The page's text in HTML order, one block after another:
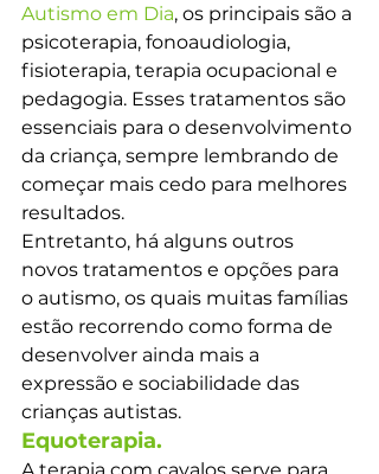
Autismo em Dia, os principais são a
psicoterapia, fonoaudiologia,
fisioterapia, terapia ocupacional e
pedagogia. Esses tratamentos são
essenciais para o desenvolvimento
da criança, sempre lembrando de
começar mais cedo para melhores
resultados.
Entretanto, há alguns outros
novos tratamentos e opções para
o autismo, os quais muitas famílias
estão recorrendo como forma de
desenvolver ainda mais a
expressão e sociabilidade das
crianças autistas.
Equoterapia.